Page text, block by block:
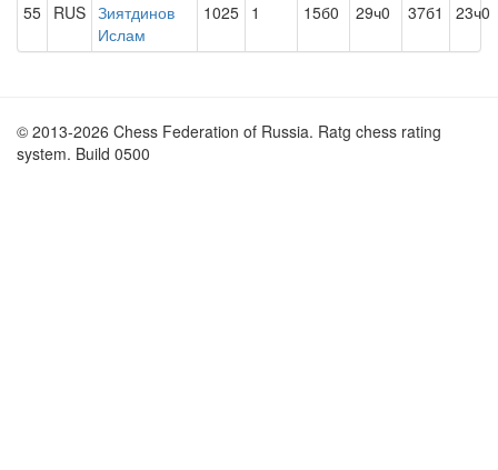
55 RUS Зиятдинов
Ислам
1025 1 15б0 29ч0 37б1 23ч0
© 2013-2026 Chess Federation of Russia. Ratg chess rating
system. Build 0500